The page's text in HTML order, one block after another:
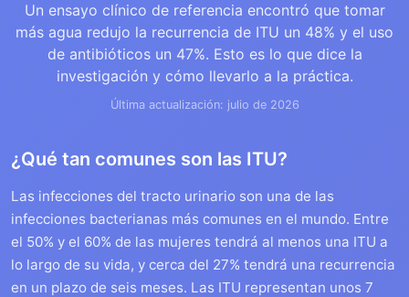
Un ensayo clínico de referencia encontró que tomar
más agua redujo la recurrencia de ITU un 48% y el uso
de antibióticos un 47%. Esto es lo que dice la
investigación y cómo llevarlo a la práctica.
Última actualización: julio de 2026
¿Qué tan comunes son las ITU?
Las infecciones del tracto urinario son una de las
infecciones bacterianas más comunes en el mundo. Entre
el 50% y el 60% de las mujeres tendrá al menos una ITU a
lo largo de su vida, y cerca del 27% tendrá una recurrencia
en un plazo de seis meses. Las ITU representan unos 7